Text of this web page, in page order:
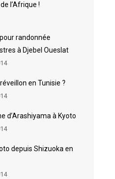
l’Afrique !
randonnée
à Djebel Oueslat
en Tunisie ?
d’Arashiyama à Kyoto
depuis Shizuoka en